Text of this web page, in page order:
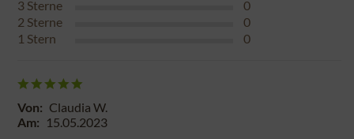
3 Sterne
0
2 Sterne
0
1 Stern 0
Von: Claudia W.
Am: 15.05.2023